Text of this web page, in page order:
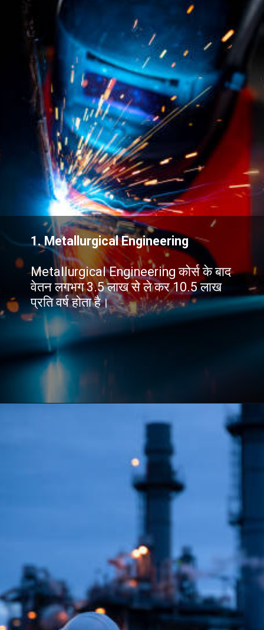
1. Metallurgical Engineering
Metallurgical Engineering कोर्स के बाद
वेतन लगभग 3.5 लाख से ले कर 10.5 लाख
प्रति वर्ष होता है।